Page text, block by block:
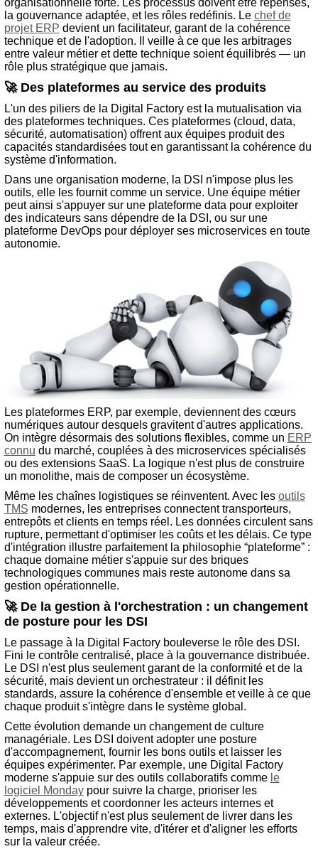
organisationnelle forte. Les processus doivent être repensés,
la gouvernance adaptée, et les rôles redéfinis. Le chef de
projet ERP devient un facilitateur, garant de la cohérence
technique et de l'adoption. Il veille à ce que les arbitrages
entre valeur métier et dette technique soient équilibrés — un
rôle plus stratégique que jamais.
🚀 Des plateformes au service des produits
L'un des piliers de la Digital Factory est la mutualisation via
des plateformes techniques. Ces plateformes (cloud, data,
sécurité, automatisation) offrent aux équipes produit des
capacités standardisées tout en garantissant la cohérence du
système d'information.
Dans une organisation moderne, la DSI n'impose plus les
outils, elle les fournit comme un service. Une équipe métier
peut ainsi s'appuyer sur une plateforme data pour exploiter
des indicateurs sans dépendre de la DSI, ou sur une
plateforme DevOps pour déployer ses microservices en toute
autonomie.
Les plateformes ERP, par exemple, deviennent des cœurs
numériques autour desquels gravitent d'autres applications.
On intègre désormais des solutions flexibles, comme un ERP
connu du marché, couplées à des microservices spécialisés
ou des extensions SaaS. La logique n'est plus de construire
un monolithe, mais de composer un écosystème.
Même les chaînes logistiques se réinventent. Avec les outils
TMS modernes, les entreprises connectent transporteurs,
entrepôts et clients en temps réel. Les données circulent sans
rupture, permettant d'optimiser les coûts et les délais. Ce type
d'intégration illustre parfaitement la philosophie “plateforme” :
chaque domaine métier s'appuie sur des briques
technologiques communes mais reste autonome dans sa
gestion opérationnelle.
🚀 De la gestion à l'orchestration : un changement
de posture pour les DSI
Le passage à la Digital Factory bouleverse le rôle des DSI.
Fini le contrôle centralisé, place à la gouvernance distribuée.
Le DSI n'est plus seulement garant de la conformité et de la
sécurité, mais devient un orchestrateur : il définit les
standards, assure la cohérence d'ensemble et veille à ce que
chaque produit s'intègre dans le système global.
Cette évolution demande un changement de culture
managériale. Les DSI doivent adopter une posture
d'accompagnement, fournir les bons outils et laisser les
équipes expérimenter. Par exemple, une Digital Factory
moderne s'appuie sur des outils collaboratifs comme le
logiciel Mondaypour suivre la charge, prioriser les
développements et coordonner les acteurs internes et
externes. L'objectif n'est plus seulement de livrer dans les
temps, mais d'apprendre vite, d'itérer et d'aligner les efforts
sur la valeur créée.